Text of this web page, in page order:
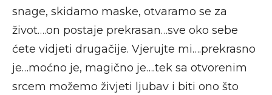
snage, skidamo maske, otvaramo se za
život….on postaje prekrasan…sve oko sebe
ćete vidjeti drugačije. Vjerujte mi….prekrasno
je…moćno je, magično je….tek sa otvorenim
srcem možemo živjeti ljubav i biti ono što